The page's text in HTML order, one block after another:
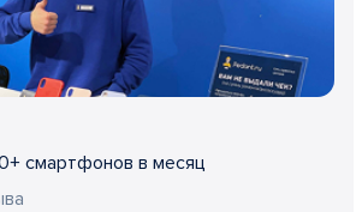
смартфонов в месяц